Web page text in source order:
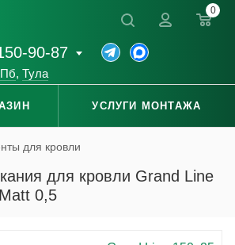
90-87
, Тула
0
УСЛУГИ МОНТАЖА
для кровли
для кровли Grand Line
0,5